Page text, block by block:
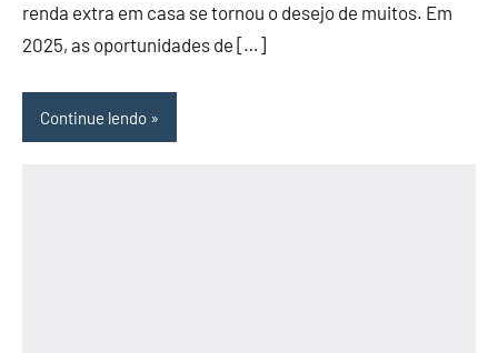
renda extra em casa se tornou o desejo de muitos. Em
2025, as oportunidades de […]
Continue lendo